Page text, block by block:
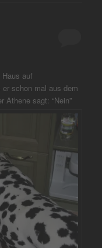
auf
schon mal aus dem
Athene sagt: “Nein”